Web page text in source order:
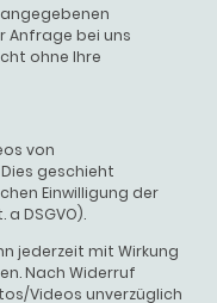
Anfrage bei uns
ohne Ihre
von
geschieht
Einwilligung der
DSGVO).
jederzeit mit Wirkung
Nach Widerruf
Videos unverzüglich